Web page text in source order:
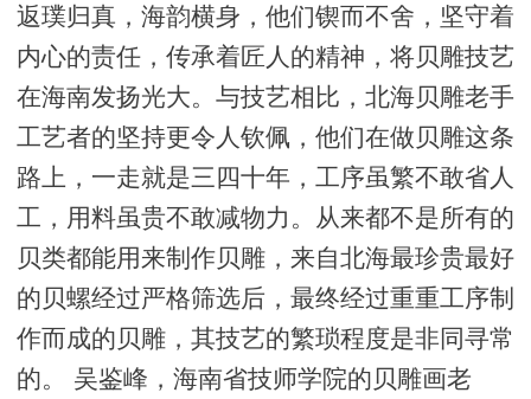
返璞归真，海韵横身，他们锲而不舍，坚守着
内心的责任，传承着匠人的精神，将贝雕技艺
在海南发扬光大。与技艺相比，北海贝雕老手
工艺者的坚持更令人钦佩，他们在做贝雕这条
路上，一走就是三四十年，工序虽繁不敢省人
工，用料虽贵不敢减物力。从来都不是所有的
贝类都能用来制作贝雕，来自北海最珍贵最好
的贝螺经过严格筛选后，最终经过重重工序制
作而成的贝雕，其技艺的繁琐程度是非同寻常
的。 吴鉴峰，海南省技师学院的贝雕画老